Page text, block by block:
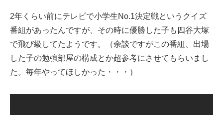
2年くらい前にテレビで小学生No.1決定戦というクイズ
番組があったんですが、その時に優勝した子も四谷大塚
で飛び級してたようです。（余談ですがこの番組、出場
した子の勉強部屋の構成とか超参考にさせてもらいまし
た。毎年やってほしかった・・・）